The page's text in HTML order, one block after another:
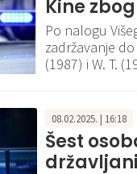
Kine
Po nalogu
zadržavanje
(1987) i W. T.
08.02.2025. | 16:18
Šest